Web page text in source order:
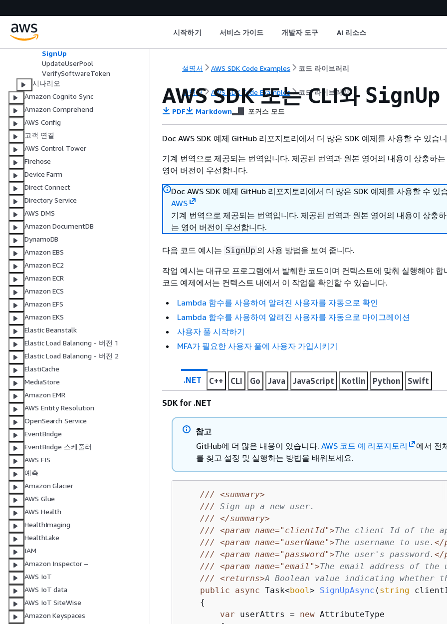
시작하기 서비스 가이드 개발자 도구 AI 리소스
SignUp
UpdateUserPool
VerifySoftwareToken
시나리오
Amazon Cognito Sync
Amazon Comprehend
AWS Config
고객 연결
AWS Control Tower
Firehose
Device Farm
Direct Connect
Directory Service
AWS DMS
Amazon DocumentDB
DynamoDB
Amazon EBS
Amazon EC2
Amazon ECR
Amazon ECS
Amazon EFS
Amazon EKS
Elastic Beanstalk
Elastic Load Balancing - 버전 1
Elastic Load Balancing - 버전 2
ElastiCache
MediaStore
Amazon EMR
AWS Entity Resolution
OpenSearch Service
EventBridge
EventBridge 스케줄러
AWS FIS
예측
Amazon Glacier
AWS Glue
AWS Health
HealthImaging
HealthLake
IAM
Amazon Inspector –
AWS IoT
AWS IoT data
AWS IoT SiteWise
Amazon Keyspaces
설명서 AWS SDK Code Examples 코드 라이브러리
설명서 AWS SDK Code Examples 코드 라이브러리
AWS SDK 또는 CLI와 SignUp
PDF Markdown 포커스 모드
Doc AWS SDK 예제 GitHub 리포지토리에서 더 많은 SDK 예제를 사용할 수 있습
기계 번역으로 제공되는 번역입니다. 제공된 번역과 원본 영어의 내용이 상충하
영어 버전이 우선합니다.
Doc AWS SDK 예제 GitHub 리포지토리에서 더 많은 SDK 예제를 사용할 수 있
AWS
기계 번역으로 제공되는 번역입니다. 제공된 번역과 원본 영어의 내용이 상충
는 영어 버전이 우선합니다.
다음 코드 예시는 SignUp 의 사용 방법을 보여 줍니다.
작업 예시는 대규모 프로그램에서 발췌한 코드이며 컨텍스트에 맞춰 실행해야 합
코드 예제에서는 컨텍스트 내에서 이 작업을 확인할 수 있습니다.
Lambda 함수를 사용하여 알려진 사용자를 자동으로 확인
Lambda 함수를 사용하여 알려진 사용자를 자동으로 마이그레이션
사용자 풀 시작하기
MFA가 필요한 사용자 풀에 사용자 가입시키기
.NET C++ CLI Go Java JavaScript Kotlin Python Swift
SDK for .NET
참고
GitHub에 더 많은 내용이 있습니다. AWS 코드 예 리포지토리
에서 전
를 찾고 설정 및 실행하는 방법을 배워보세요.
///
<summary>
/// Sign up a new user.
///
</summary>
///
<param name="clientId">The client Id of the
///
<param name="userName">The username to use. </
///
<param name="password">The user's password. </
///
<param name="email">The email address of the
///
<returns>A Boolean value indicating whether
public
async Task<bool> SignUpAsync ( string
{
var userAttrs = new AttributeType